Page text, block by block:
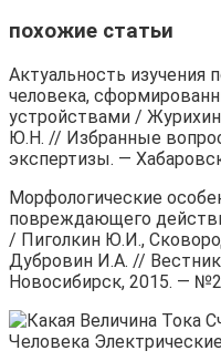
похожие статьи
Актуальность
человека,
устройствами /
Ю.Н. // Избранные
экспертизы. —
Морфологические
повреждающего
/ Пиголкин Ю.И.,
Дубровин И.А. //
Новосибирск, 2015. —